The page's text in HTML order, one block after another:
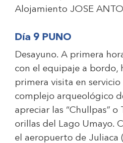
Alojamiento JOSE
Día 9 PUNO
Desayuno. A primera
con el equipaje a bordo,
primera visita en
complejo arqueológico
apreciar las “Chullpas” o
orillas del Lago Umayo.
el aeropuerto de Juliaca